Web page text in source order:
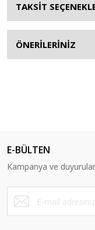
TAKSİT
ÖNERİLERİNİZ
E-BÜLTEN
Kampanya ve